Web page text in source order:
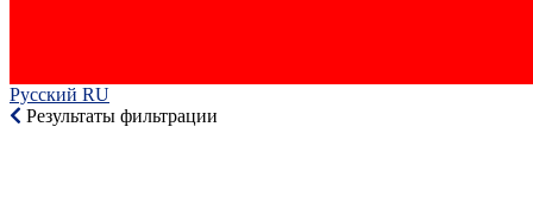
Русский RU‎
Результаты фильтрации